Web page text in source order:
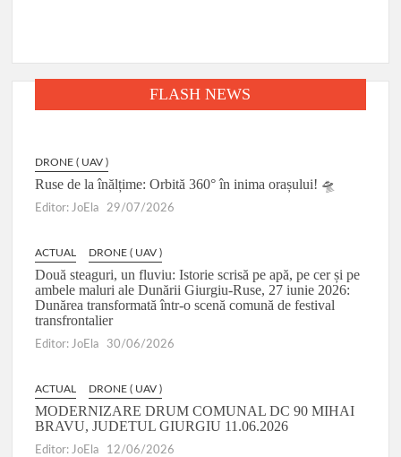
FLASH NEWS
DRONE ( UAV )
Ruse de la înălțime: Orbită 360° în inima orașului! 🛸
Editor: JoEla 29/07/2026
ACTUAL DRONE ( UAV )
Două steaguri, un fluviu: Istorie scrisă pe apă, pe cer și pe
ambele maluri ale Dunării Giurgiu-Ruse, 27 iunie 2026:
Dunărea transformată într-o scenă comună de festival
transfrontalier
Editor: JoEla 30/06/2026
ACTUAL DRONE ( UAV )
MODERNIZARE DRUM COMUNAL DC 90 MIHAI
BRAVU, JUDETUL GIURGIU 11.06.2026
Editor: JoEla 12/06/2026